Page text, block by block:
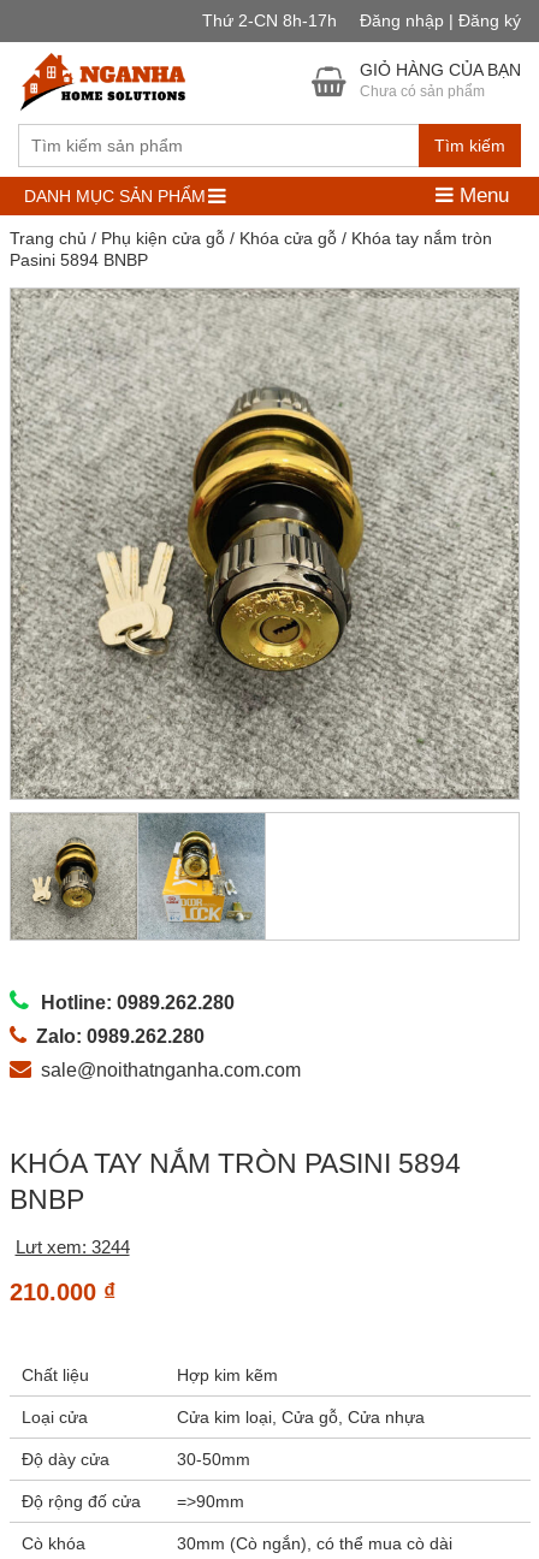
Thứ 2-CN 8h-17h Đăng nhập | Đăng ký
Tìm kiếm
GIỎ HÀNG CỦA BẠN
Chưa có sản phẩm
DANH MỤC SẢN PHẨM Menu
Trang chủ / Phụ kiện cửa gỗ/ Khóa cửa gỗ/ Khóa tay nắm tròn
Pasini 5894 BNBP
Hotline: 0989.262.280
Zalo: 0989.262.280
sale@noithatnganha.com.com
KHÓA TAY NẮM TRÒN PASINI 5894
BNBP
Lưt xem: 3244
210.000 ₫
Chất liệu Hợp kim kẽm
Loại cửa Cửa kim loại, Cửa gỗ, Cửa nhựa
Độ dày cửa 30-50mm
Độ rộng đố cửa =>90mm
Cò khóa 30mm (Cò ngắn), có thể mua cò dài